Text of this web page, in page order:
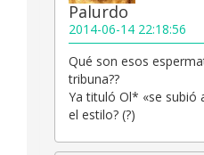
Palurdo
2014-06-14 22:18:56
Qué son esos
tribuna??
Ya tituló Ol* «se
el estilo? (?)